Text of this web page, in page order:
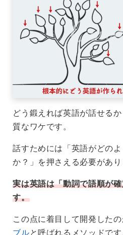
どう鍛えれば英語が話せる
質なワケです。
話すためには「英語がどの
か？」を押さえる必要があり
実は英語は「動詞で語順が
す。
この点に着目して開発した
ブルと呼ばれるメソッドです